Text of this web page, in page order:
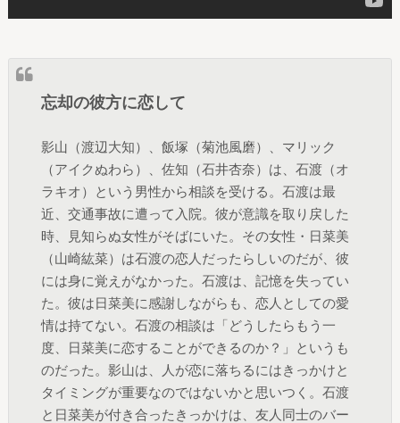
忘却の彼方に恋して
影山（渡辺大知）、飯塚（菊池風磨）、マリック
（アイクぬわら）、佐知（石井杏奈）は、石渡（オ
ラキオ）という男性から相談を受ける。石渡は最
近、交通事故に遭って入院。彼が意識を取り戻した
時、見知らぬ女性がそばにいた。その女性・日菜美
（山崎紘菜）は石渡の恋人だったらしいのだが、彼
には身に覚えがなかった。石渡は、記憶を失ってい
た。彼は日菜美に感謝しながらも、恋人としての愛
情は持てない。石渡の相談は「どうしたらもう一
度、日菜美に恋することができるのか？」というも
のだった。影山は、人が恋に落ちるにはきっかけと
タイミングが重要なのではないかと思いつく。石渡
と日菜美が付き合ったきっかけは、友人同士のバー